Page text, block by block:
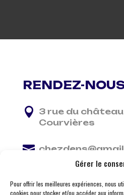
Gérer le
Pour offrir les meilleures expériences, nous
cookies pour stocker et/ou accéder aux
RENDEZ-
 3 rue du château
Courvières
